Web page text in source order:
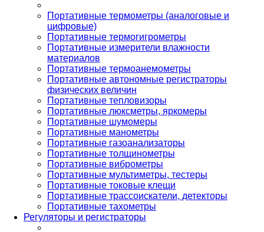
Портативные термометры (аналоговые и
цифровые)
Портативные термогигрометры
Портативные измерители влажности
материалов
Портативные термоанемометры
Портативные автономные регистраторы
физических величин
Портативные тепловизоры
Портативные люксметры, яркомеры
Портативные шумомеры
Портативные манометры
Портативные газоанализаторы
Портативные толщинометры
Портативные виброметры
Портативные мультиметры, тестеры
Портативные токовые клещи
Портативные трассоискатели, детекторы
Портативные тахометры
Регуляторы и регистраторы